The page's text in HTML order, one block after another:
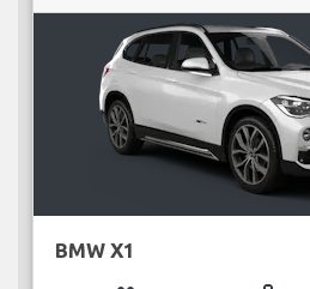
BMW X1